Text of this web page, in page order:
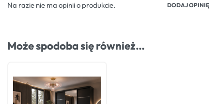
Na razie nie ma opinii o produkcie. DODAJ OPINIĘ
Może spodoba się również…